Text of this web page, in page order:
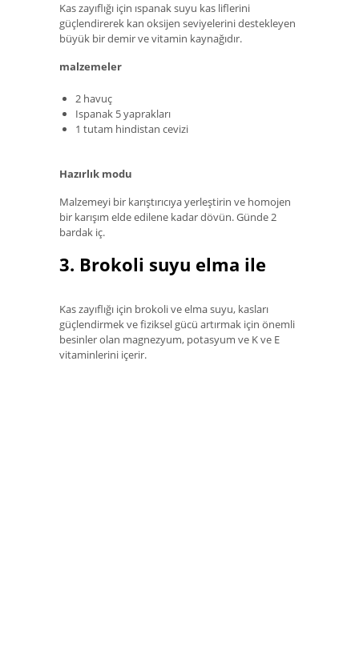
Kas zayıflığı için ıspanak suyu kas liflerini
güçlendirerek kan oksijen seviyelerini destekleyen
büyük bir demir ve vitamin kaynağıdır.
malzemeler
2 havuç
Ispanak 5 yaprakları
1 tutam hindistan cevizi
Hazırlık modu
Malzemeyi bir karıştırıcıya yerleştirin ve homojen
bir karışım elde edilene kadar dövün. Günde 2
bardak iç.
3. Brokoli suyu elma ile
Kas zayıflığı için brokoli ve elma suyu, kasları
güçlendirmek ve fiziksel gücü artırmak için önemli
besinler olan magnezyum, potasyum ve K ve E
vitaminlerini içerir.